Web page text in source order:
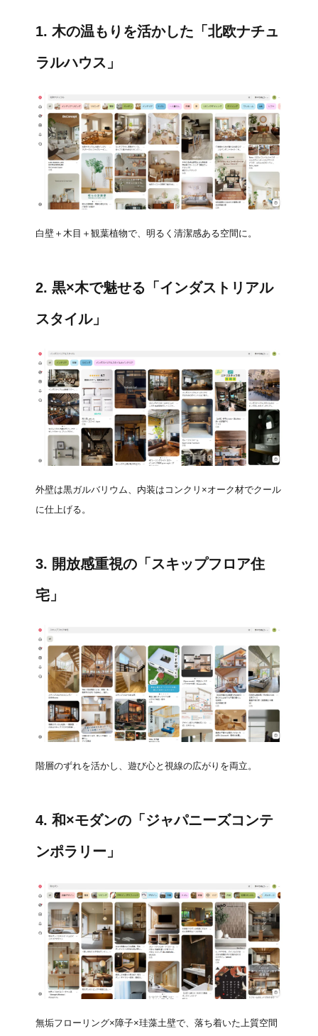
1. 木の温もりを活かした「北欧ナチュ
ラルハウス」
白壁＋木目＋観葉植物で、明るく清潔感ある空間に。
2. 黒×木で魅せる「インダストリアル
スタイル」
外壁は黒ガルバリウム、内装はコンクリ×オーク材でクール
に仕上げる。
3. 開放感重視の「スキップフロア住
宅」
階層のずれを活かし、遊び心と視線の広がりを両立。
4. 和×モダンの「ジャパニーズコンテ
ンポラリー」
無垢フローリング×障子×珪藻土壁で、落ち着いた上質空間